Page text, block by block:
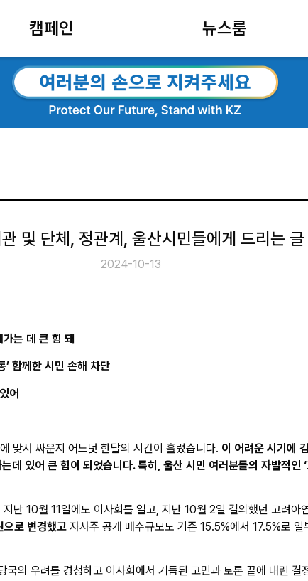
캠페인 뉴스룸
및 단체, 정관계, 울산시민들에게 드리는 글
2024-10-13
는 데 큰 힘 돼
함께한 시민 손해 차단
어
맞서 싸운지 어느덧 한달의 시간이 흘렀습니다. 이 어려운 시기에
데 있어 큰 힘이 되었습니다. 특히, 울산 시민 여러분들의 자발적인
난 10월 11일에도 이사회를 열고, 지난 10월 2일 결의했던 고려
로 변경했고 자사주 공개 매수규모도 기존 15.5%에서 17.5%로
의 우려를 경청하고 이사회에서 거듭된 고민과 토론 끝에 내린 결